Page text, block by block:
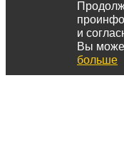
и
Вы
больше